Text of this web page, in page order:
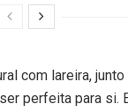
com lareira,
perfeita para